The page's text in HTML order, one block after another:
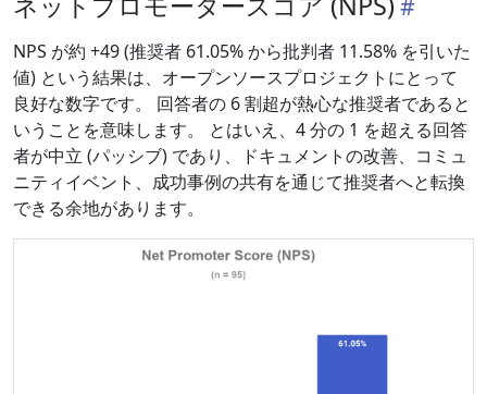
NPS が約 +49 (推奨者 61.05% から批判者 11.58% を引いた
値) という結果は、オープンソースプロジェクトにとって
良好な数字です。 回答者の 6 割超が熱心な推奨者であると
いうことを意味します。 とはいえ、4 分の 1 を超える回答
者が中立 (パッシブ) であり、ドキュメントの改善、コミュ
ニティイベント、成功事例の共有を通じて推奨者へと転換
できる余地があります。